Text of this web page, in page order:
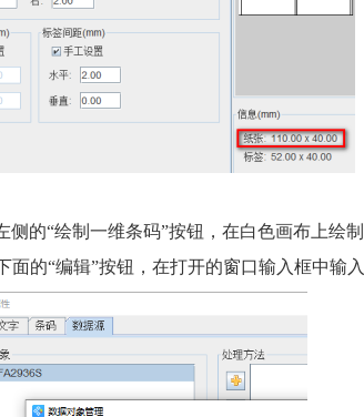
侧的“绘制一维条码”按钮，在白色画布上绘
面的“编辑”按钮，在打开的窗口输入框中输